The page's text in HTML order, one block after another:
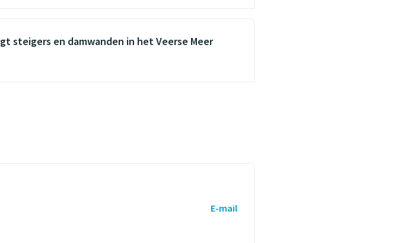
steigers en damwanden in het Veerse Meer
E-mail